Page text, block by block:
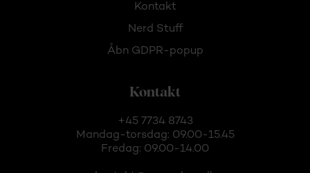
Kontakt
Nerd Stuff
Åbn GDPR-popup
Kontakt
+45 7734 8743
Mandag-torsdag: 09.00-15.45
Fredag: 09.00-14.00